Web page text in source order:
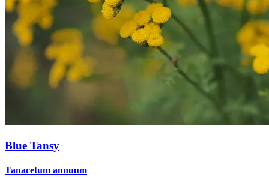
Blue Tansy
Tanacetum annuum